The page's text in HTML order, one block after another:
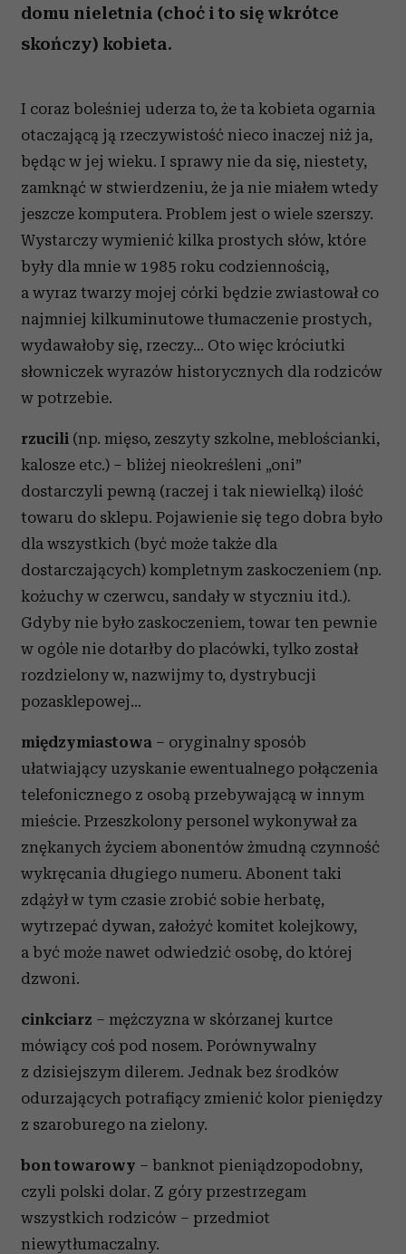
domu nieletnia (choć i to się wkrótce
skończy) kobieta.
I coraz boleśniej uderza to, że ta kobieta ogarnia
otaczającą ją rzeczywistość nieco inaczej niż ja,
będąc w jej wieku. I sprawy nie da się, niestety,
zamknąć w stwierdzeniu, że ja nie miałem wtedy
jeszcze komputera. Problem jest o wiele szerszy.
Wystarczy wymienić kilka prostych słów, które
były dla mnie w 1985 roku codziennością,
a wyraz twarzy mojej córki będzie zwiastował co
najmniej kilkuminutowe tłumaczenie prostych,
wydawałoby się, rzeczy… Oto więc króciutki
słowniczek wyrazów historycznych dla rodziców
w potrzebie.
rzucili (np. mięso, zeszyty szkolne, meblościanki,
kalosze etc.) – bliżej nieokreśleni „oni”
dostarczyli pewną (raczej i tak niewielką) ilość
towaru do sklepu. Pojawienie się tego dobra było
dla wszystkich (być może także dla
dostarczających) kompletnym zaskoczeniem (np.
kożuchy w czerwcu, sandały w styczniu itd.).
Gdyby nie było zaskoczeniem, towar ten pewnie
w ogóle nie dotarłby do placówki, tylko został
rozdzielony w, nazwijmy to, dystrybucji
pozasklepowej…
międzymiastowa – oryginalny sposób
ułatwiający uzyskanie ewentualnego połączenia
telefonicznego z osobą przebywającą w innym
mieście. Przeszkolony personel wykonywał za
znękanych życiem abonentów żmudną czynność
wykręcania długiego numeru. Abonent taki
zdążył w tym czasie zrobić sobie herbatę,
wytrzepać dywan, założyć komitet kolejkowy,
a być może nawet odwiedzić osobę, do której
dzwoni.
cinkciarz – mężczyzna w skórzanej kurtce
mówiący coś pod nosem. Porównywalny
z dzisiejszym dilerem. Jednak bez środków
odurzających potrafiący zmienić kolor pieniędzy
z szaroburego na zielony.
bon towarowy – banknot pieniądzopodobny,
czyli polski dolar. Z góry przestrzegam
wszystkich rodziców – przedmiot
niewytłumaczalny.